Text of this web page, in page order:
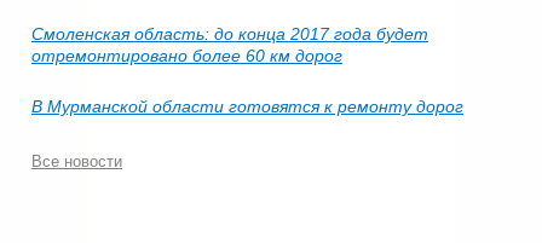
Смоленская область: до конца 2017 года будет
отремонтировано более 60 км дорог
В Мурманской области готовятся к ремонту дорог
Все новости